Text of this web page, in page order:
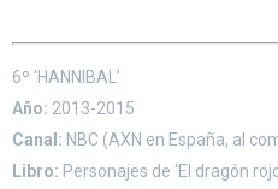
6º ‘HANNIBAL’
Año: 2013-2015
Canal: NBC (AXN en España, al
Libro: Personajes de ‘El dragón